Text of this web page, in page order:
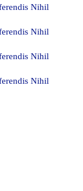
Nihil
Nihil
Nihil
Nihil